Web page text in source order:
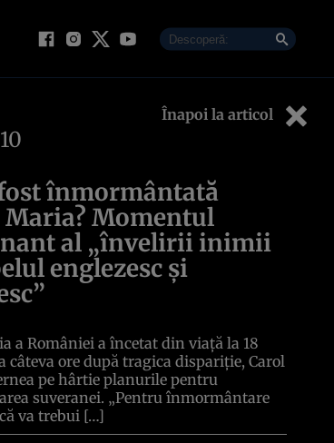
Înapoi la articol
înmormântată
Maria? Momentul
al „învelirii inimii
englezesc și
a României a încetat din viață la 18
câteva ore după tragica dispariție, Carol
pe hârtie planurile pentru
suveranei. „Pentru înmormântare
va trebui […]